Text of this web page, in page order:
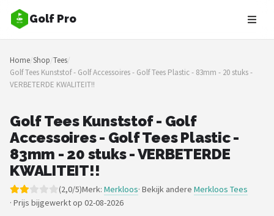
Golf Pro
Zoeken
NAVIGATIE
Shop
Merken
Blog
Golfers
Toernooien
Home/Shop/Tees/
Golf Tees Kunststof - Golf Accessoires - Golf Tees Plastic - 83mm - 20 stuks -
VERBETERDE KWALITEIT!!
Golf Tees Kunststof - Golf
Accessoires - Golf Tees Plastic -
83mm - 20 stuks - VERBETERDE
KWALITEIT!!
(2,0/5)Merk: Merkloos· Bekijk andere Merkloos Tees
· Prijs bijgewerkt op 02-08-2026